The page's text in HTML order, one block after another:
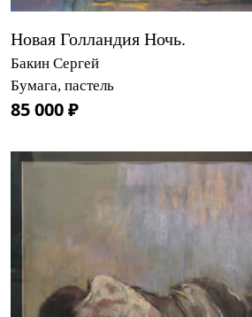
Новая Голландия Ночь.
Бакин Сергей
Бумага, пастель
85 000 ₽